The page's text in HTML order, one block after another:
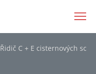
Řidič C + E cisternových